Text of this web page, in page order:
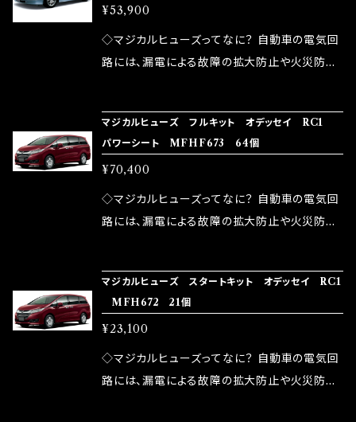
品化を果たしております。
果・接触抵抗低減効果により、このような効果を
発揮します。 ・アクセルレスポンスの向上 ・アイ
ドリング安定化（静粛性UP） ・ターボ車のターボ
など、これらの効果は、タウンユースだけでなく、
モータースポーツシーンでの実証実験の上、 製
品化を果たしております。
ます。 1.溶接回路であるため、配線と比較し抵抗
が大きい。 2.金属部分が露出している為、空気
中に漏電してしまう。 3.金属プレートが接触する
ズが、マジカルヒューズになります。 ◇マジカル
ヒューズの効果 マジカルヒューズは放電防止効
果・接触抵抗低減効果により、このような効果を
発揮します。 ・アクセルレスポンスの向上 ・アイ
ドリング安定化（静粛性UP） ・ターボ車のターボ
など、これらの効果は、タウンユースだけでなく、
モータースポーツシーンでの実証実験の上、 製
品化を果たしております。
¥53,900
◇マジカルヒューズってなに？ 自動車の電気回
路には、漏電による故障の拡大防止や火災防止
路として、各回路への電力供給を行っています。
しかし、ヒューズには拭い去れない欠点があり
ます。 1.溶接回路であるため、配線と比較し抵抗
が大きい。 2.金属部分が露出している為、空気
中に漏電してしまう。 3.金属プレートが接触する
ズが、マジカルヒューズになります。 ◇マジカル
ヒューズの効果 マジカルヒューズは放電防止効
果・接触抵抗低減効果により、このような効果を
発揮します。 ・アクセルレスポンスの向上 ・アイ
ドリング安定化（静粛性UP） ・ターボ車のターボ
マジカルヒューズ フルキット オデッセイ RC1
パワーシート MFHF673 64個
¥70,400
◇マジカルヒューズってなに？ 自動車の電気回
路には、漏電による故障の拡大防止や火災防止
路として、各回路への電力供給を行っています。
しかし、ヒューズには拭い去れない欠点があり
ます。 1.溶接回路であるため、配線と比較し抵抗
が大きい。 2.金属部分が露出している為、空気
中に漏電してしまう。 3.金属プレートが接触する
マジカルヒューズ スタートキット オデッセイ RC1
MFH672 21個
¥23,100
◇マジカルヒューズってなに？ 自動車の電気回
路には、漏電による故障の拡大防止や火災防止